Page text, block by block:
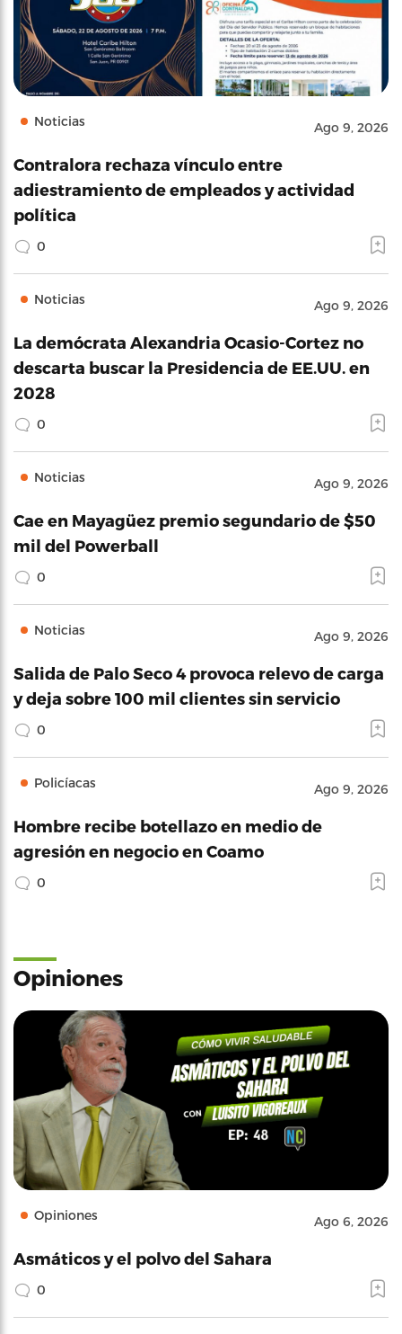
Noticias Ago 9, 2026
Contralora rechaza vínculo entre
adiestramiento de empleados y actividad
política
0
Noticias Ago 9, 2026
La demócrata Alexandria Ocasio-Cortez no
descarta buscar la Presidencia de EE.UU. en
2028
0
Noticias Ago 9, 2026
Cae en Mayagüez premio segundario de $50
mil del Powerball
0
Noticias Ago 9, 2026
Salida de Palo Seco 4 provoca relevo de carga
y deja sobre 100 mil clientes sin servicio
0
Policíacas Ago 9, 2026
Hombre recibe botellazo en medio de
agresión en negocio en Coamo
0
Opiniones
Opiniones Ago 6, 2026
Asmáticos y el polvo del Sahara
0